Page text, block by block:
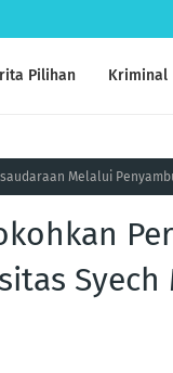
Pilihan Kriminal
Melalui